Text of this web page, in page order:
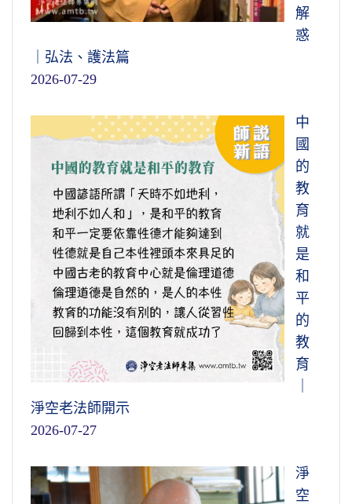
解
惑
｜弘法、護法篇
2026-07-29
中
國
的
教
育
就
是
和
平
的
教
育
淨空老法師開示
2026-07-27
淨
空